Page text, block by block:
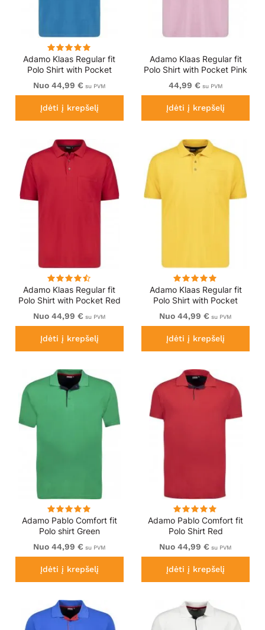
Adamo Klaas Regular fit
Polo Shirt with Pocket
Petrol
Nuo 44,99 € su PVM
Įdėti į krepšelį
Adamo Klaas Regular fit
Polo Shirt with Pocket Pink
44,99 € su PVM
Įdėti į krepšelį
Adamo Klaas Regular fit
Polo Shirt with Pocket Red
Nuo 44,99 € su PVM
Įdėti į krepšelį
Adamo Klaas Regular fit
Polo Shirt with Pocket
Yellow
Nuo 44,99 € su PVM
Įdėti į krepšelį
Adamo Pablo Comfort fit
Polo shirt Green
Nuo 44,99 € su PVM
Įdėti į krepšelį
Adamo Pablo Comfort fit
Polo Shirt Red
Nuo 44,99 € su PVM
Įdėti į krepšelį